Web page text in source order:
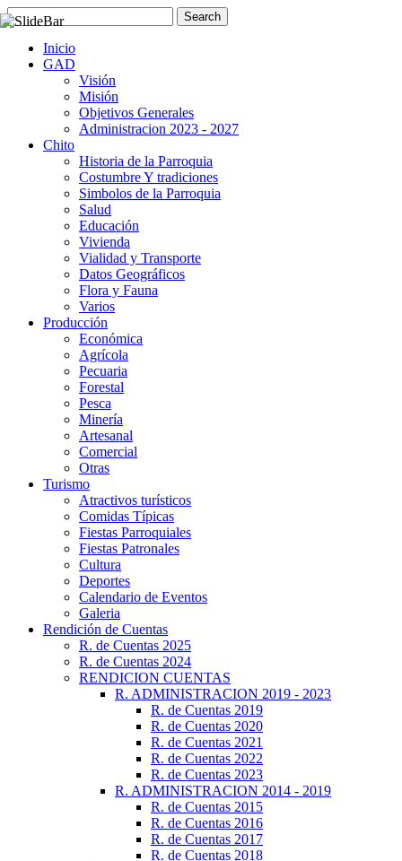
Inicio
GAD
Visión
Misión
Objetivos Generales
Administracion 2023 - 2027
Chito
Historia de la Parroquia
Costumbre Y tradiciones
Simbolos de la Parroquia
Salud
Educación
Vivienda
Vialidad y Transporte
Datos Geográficos
Flora y Fauna
Varios
Producción
Económica
Agrícola
Pecuaria
Forestal
Pesca
Minería
Artesanal
Comercial
Otras
Turismo
Atractivos turísticos
Comidas Típicas
Fiestas Parroquiales
Fiestas Patronales
Cultura
Deportes
Calendario de Eventos
Galeria
Rendición de Cuentas
R. de Cuentas 2025
R. de Cuentas 2024
RENDICION CUENTAS
R. ADMINISTRACION 2019 - 2023
R. de Cuentas 2019
R. de Cuentas 2020
R. de Cuentas 2021
R. de Cuentas 2022
R. de Cuentas 2023
R. ADMINISTRACION 2014 - 2019
R. de Cuentas 2015
R. de Cuentas 2016
R. de Cuentas 2017
R. de Cuentas 2018